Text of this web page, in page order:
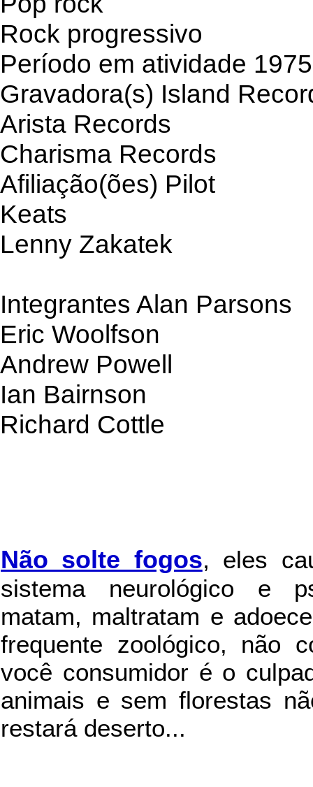
Rock progressivo
Período em atividade
Gravadora(s) Island
Arista Records
Charisma Records
Afiliação(ões) Pilot
Keats
Lenny Zakatek
Integrantes Alan Parsons
Eric Woolfson
Andrew Powell
Ian Bairnson
Richard Cottle
Não solte fogos, eles
sistema neurológico e
matam, maltratam e
frequente zoológico, não
você consumidor é o
animais e sem florestas
restará deserto...